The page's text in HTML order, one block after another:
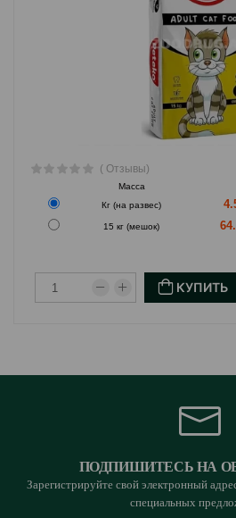
( Отзывы)
Масса
Кг (на развес)
15 кг (мешок)
КУПИТЬ
ПОДПИШИТЕСЬ НА
Зарегистрируйте свой электронный
специальных